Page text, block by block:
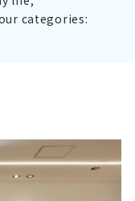
categories: